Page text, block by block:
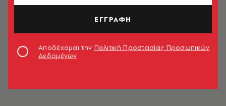
ΕΓΓΡΑΦΗ
Αποδέχομαι την Πολιτική Προστασίας Προσωπικών
Δεδομένων